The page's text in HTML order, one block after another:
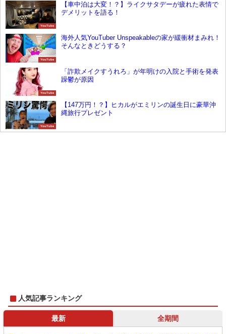
YouTube
【車中泊は大変！？】ライクサタデーが疲れた表情で
デメリットを語る！
YouTube
海外人気YouTuber Unspeakableの家が緩衝材まみれ！
そんなときどうする？
YouTube
「詐欺メイクすうれろ」が年明けの入院と手術を発表
躁鬱が原因
YouTube
【147万円！？】ヒカルがエミリンの誕生日に豪華沖
縄旅行プレゼント
人気記事ランキング
最新 全期間